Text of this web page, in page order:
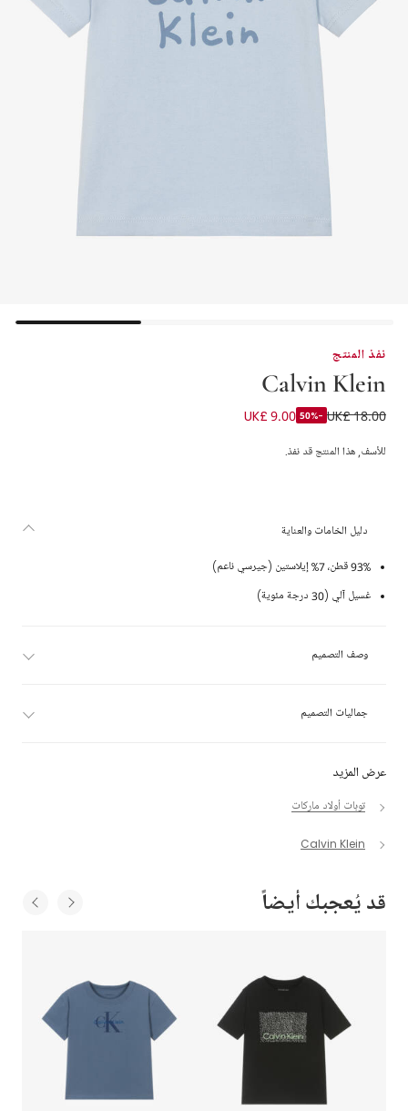
نفذ المنتج
Calvin Klein
تيشيرت بشعار قطن لون أزرق فاتح للأولاد
UK£ 18.00
-50%
UK£ 9.00
للأسف, هذا المنتج قد نفذ.
عرض المزيد
توبات أولاد ماركات
Calvin Klein
دليل الخامات والعناية
93% قطن، 7% إيلاستين (جيرسي ناعم)
غسيل آلي (30 درجة مئوية)
وصف التصميم
جماليات التصميم
قد يُعجبك أيضاً